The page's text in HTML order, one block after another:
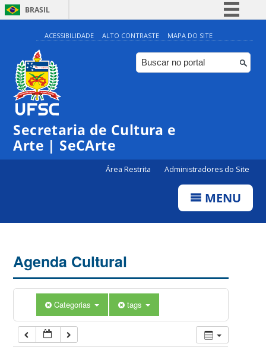
BRASIL
Simplifique!
Comunica BR
Participe
ACESSIBILIDADE ALTO CONTRASTE MAPA DO SITE
Secretaria de Cultura e
Arte | SeCArte
Área Restrita Administradores do Site
MENU
Agenda Cultural
Categorias tags
0:00
1:00
5:00
7:00